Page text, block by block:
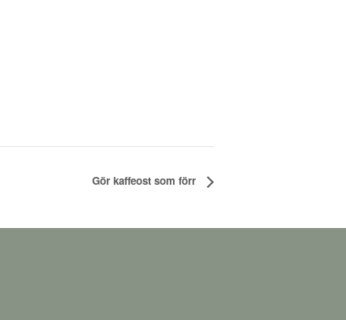
Gör kaffeost som förr